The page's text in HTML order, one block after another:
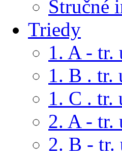
Stručné
Triedy
1. A - tr.
1. B . tr.
1. C . tr.
2. A - tr.
2. B - tr.